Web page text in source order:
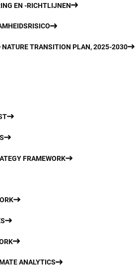
EN -RICHTLIJNEN
NATURE TRANSITION PLAN, 2025-2030
FRAMEWORK
ANALYTICS